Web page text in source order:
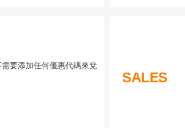
要添加任何優惠代碼來兌
SALES